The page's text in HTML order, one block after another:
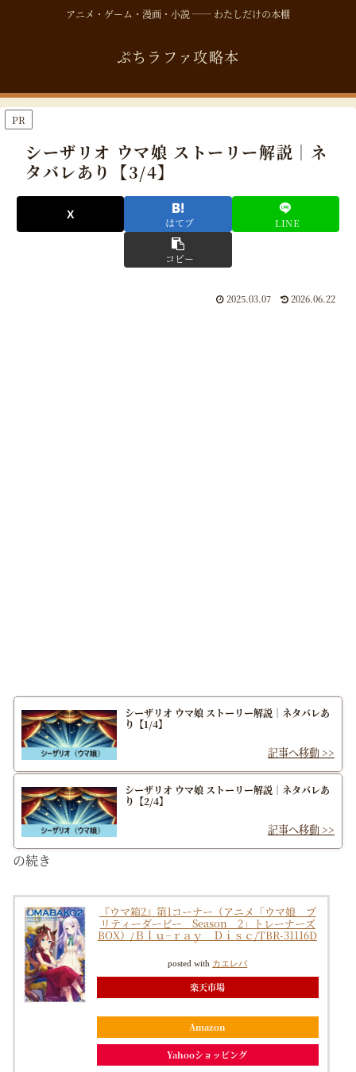
アニメ・ゲーム・漫画・小説 ── わたしだけの本棚
ぷちラファ攻略本
PR
シーザリオ ウマ娘 ストーリー解説｜ネ
タバレあり【3/4】
はてブ LINE
コピー
2025.03.07 2026.06.22
シーザリオ ウマ娘 ストーリー解説｜ネタバレあ
り【1/4】
シーザリオ ウマ娘 ストーリー解説｜ネタバレあ
り【2/4】
の続き
『ウマ箱2』第1コーナー（アニメ「ウマ娘 プ
リティーダービー Season 2」トレーナーズ
BOX）/Ｂｌｕ−ｒａｙ Ｄｉｓｃ/TBR-31116D
posted with カエレバ
楽天市場
Amazon
Yahooショッピング